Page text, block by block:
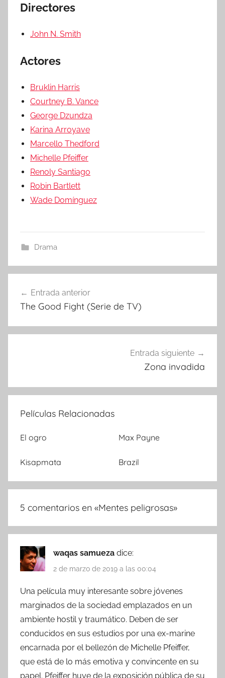
Directores
John N. Smith
Actores
Bruklin Harris
Courtney B. Vance
George Dzundza
Karina Arroyave
Marcello Thedford
Michelle Pfeiffer
Renoly Santiago
Robin Bartlett
Wade Domínguez
Drama
Navegación
de
entradas
Entrada anterior
The Good Fight (Serie de TV)
Entrada siguiente
Zona invadida
Películas Relacionadas
El ogro Max Payne
Kisapmata Brazil
5 comentarios en «Mentes peligrosas»
waqas samueza dice:
2 de marzo de 2019 a las 00:04
Una película muy interesante sobre jóvenes
marginados de la sociedad emplazados en un
ambiente hostil y traumático. Deben de ser
conducidos en sus estudios por una ex-marine
encarnada por el bellezón de Michelle Pfeiffer,
que está de lo más emotiva y convincente en su
papel. Pfeiffer huye de la exposición pública de su